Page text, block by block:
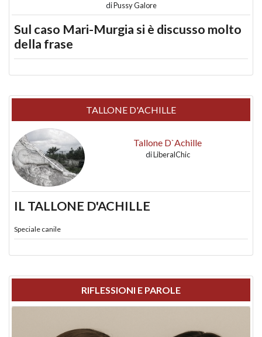
diPussy Galore
Sul caso Mari-Murgia si è discusso molto
della frase
TALLONE D'ACHILLE
Tallone D`Achille
diLiberalChic
IL TALLONE D'ACHILLE
Speciale canile
RIFLESSIONI E PAROLE